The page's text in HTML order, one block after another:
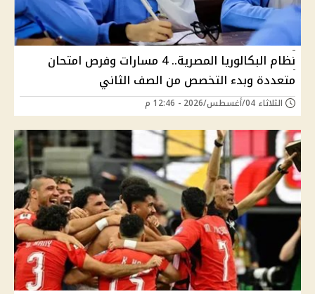
نظام البكالوريا المصرية.. 4 مسارات وفرص امتحان
متعددة وبدء التخصص من الصف الثاني
الثلاثاء 04/أغسطس/2026 - 12:46 م